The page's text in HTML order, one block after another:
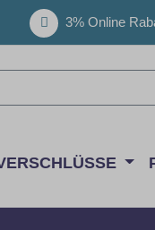
3% Online